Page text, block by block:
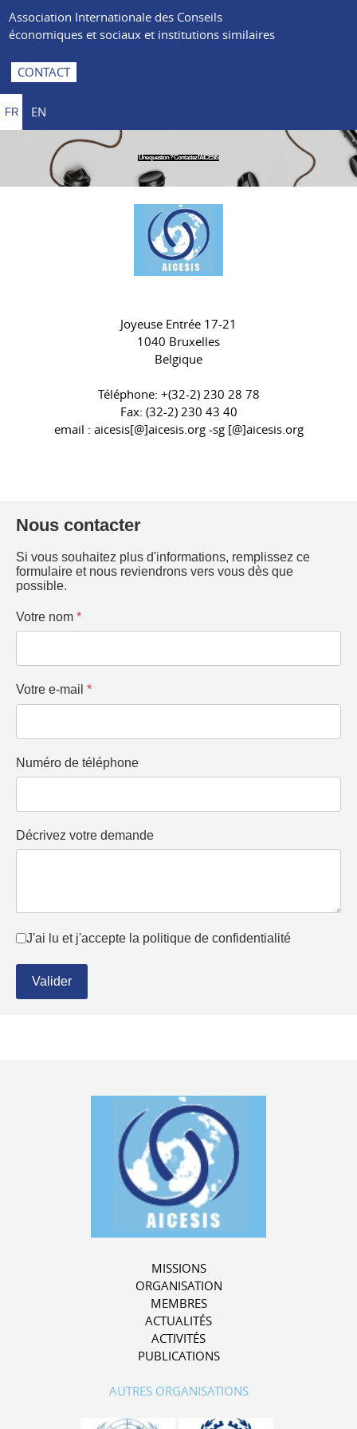
Association Internationale des Conseils
économiques et sociaux et institutions similaires
CONTACT
FR EN
Une question ? Contactez l'AICESIS
Joyeuse Entrée 17-21
1040 Bruxelles
Belgique
Téléphone: +(32-2) 230 28 78
Fax: (32-2) 230 43 40
email : aicesis[@]aicesis.org -sg [@]aicesis.org
Nous contacter
Si vous souhaitez plus d'informations, remplissez ce
formulaire et nous reviendrons vers vous dès que
possible.
Votre nom *
Votre e-mail *
Numéro de téléphone
Décrivez votre demande
Conditions d'utilisation*
J'ai lu et j'accepte la politique de confidentialité
Valider
MISSIONS
ORGANISATION
MEMBRES
ACTUALITÉS
ACTIVITÉS
PUBLICATIONS
AUTRES ORGANISATIONS